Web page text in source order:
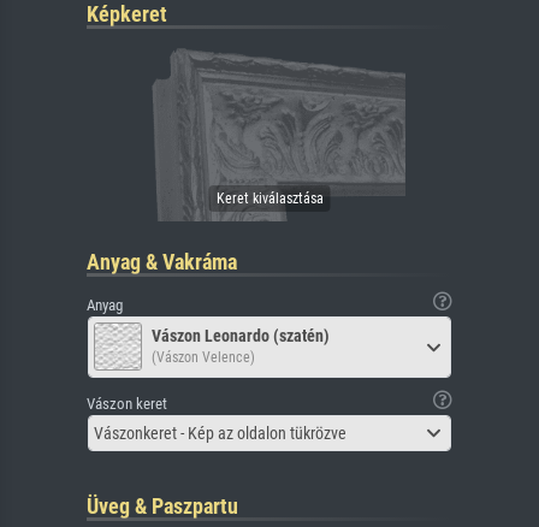
Képkeret
Anyag & Vakráma
Anyag
Vászon Leonardo (szatén)
(Vászon Velence)
Vászon keret
Vászonkeret - Kép az oldalon tükrözve
Üveg & Paszpartu